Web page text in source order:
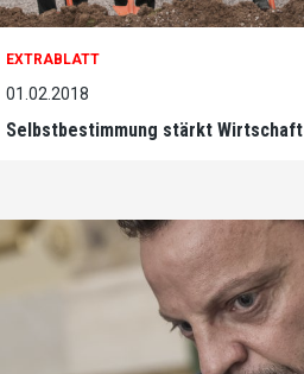
EXTRABLATT
01.02.2018
Selbstbestimmung stärkt Wirtschaft